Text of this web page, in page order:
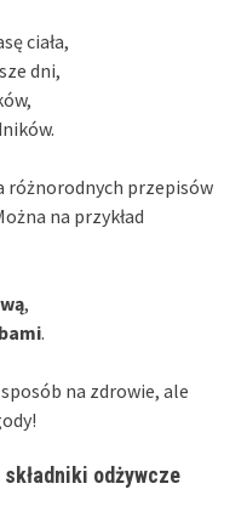
ciała,
dni,
różnorodnych przepisów
na przykład
,
.
na zdrowie, ale
odżywcze